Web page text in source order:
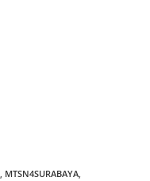
MTSN4SURABAYA